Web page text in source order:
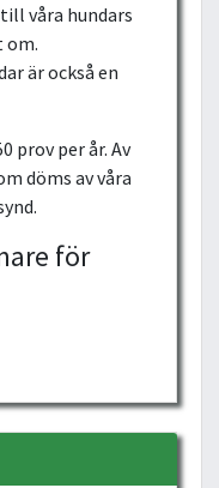
våra hundars
om.
är också en
prov per år. Av
döms av våra
för